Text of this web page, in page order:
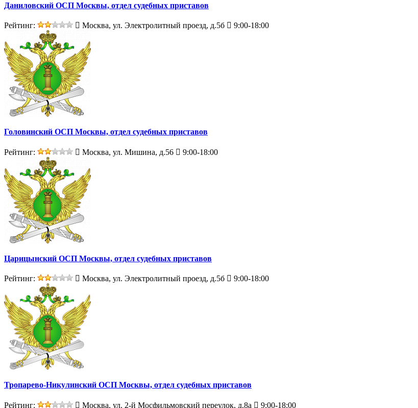
Даниловский ОСП Москвы, отдел судебных приставов
Рейтинг: Москва, ул. Электролитный проезд, д.5б 9:00-18:00
Головинский ОСП Москвы, отдел судебных приставов
Рейтинг: Москва, ул. Мишина, д.56 9:00-18:00
Царицынский ОСП Москвы, отдел судебных приставов
Рейтинг: Москва, ул. Электролитный проезд, д.5б 9:00-18:00
Тропарево-Никулинский ОСП Москвы, отдел судебных приставов
Рейтинг: Москва, ул. 2-й Мосфильмовский переулок, д.8а 9:00-18:00